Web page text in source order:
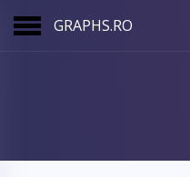
GRAPHS.RO